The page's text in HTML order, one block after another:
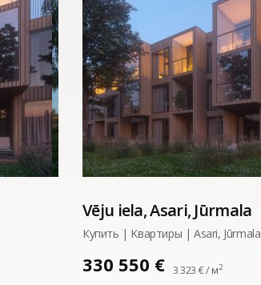
Vēju iela, Asari, Jūrmala
Купить | Kвартиры | Asari, Jūrmala
330 550 € 3 323 € / м2